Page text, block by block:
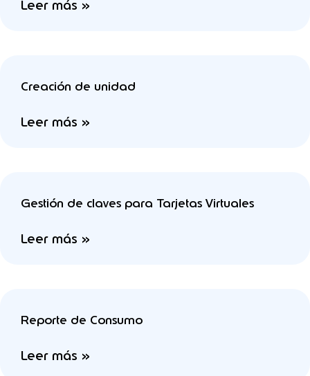
Leer más »
Creación de unidad
Leer más »
Gestión de claves para Tarjetas Virtuales
Leer más »
Reporte de Consumo
Leer más »